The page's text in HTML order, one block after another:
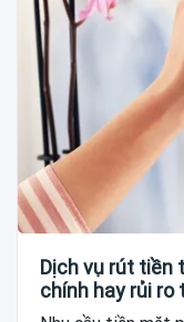
Dịch vụ rút tiền
chính hay rủi ro